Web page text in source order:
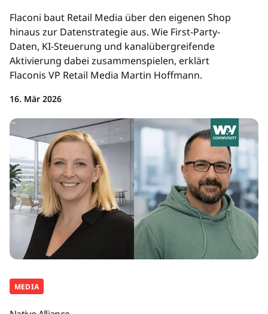
Flaconi baut Retail Media über den eigenen Shop
hinaus zur Datenstrategie aus. Wie First-Party-
Daten, KI-Steuerung und kanalübergreifende
Aktivierung dabei zusammenspielen, erklärt
Flaconis VP Retail Media Martin Hoffmann.
16. Mär 2026
MEDIA